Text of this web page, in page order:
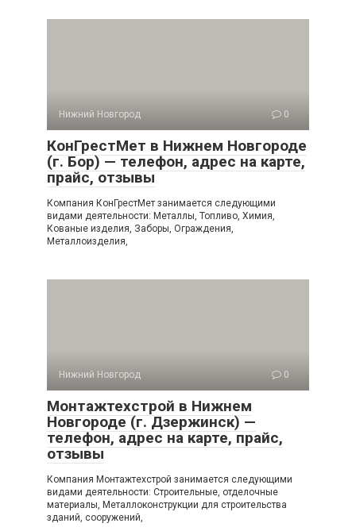
Нижний Новгород 0
КонГрестМет в Нижнем Новгороде
(г. Бор) — телефон, адрес на карте,
прайс, отзывы
Компания КонГрестМет занимается следующими
видами деятельности: Металлы, Топливо, Химия,
Кованые изделия, Заборы, Ограждения,
Металлоизделия,
Нижний Новгород 0
Монтажтехстрой в Нижнем
Новгороде (г. Дзержинск) —
телефон, адрес на карте, прайс,
отзывы
Компания Монтажтехстрой занимается следующими
видами деятельности: Строительные, отделочные
материалы, Металлоконструкции для строительства
зданий, сооружений,